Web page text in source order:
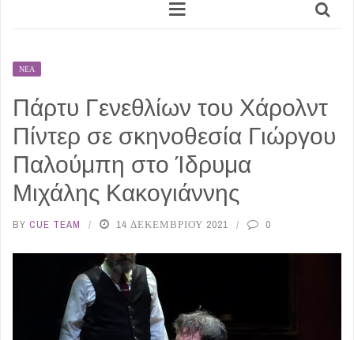
ΝΈΑ
Πάρτυ Γενεθλίων του Χάρολντ
Πίντερ σε σκηνοθεσία Γιώργου
Παλούμπη στο Ίδρυμα
Μιχάλης Κακογιάννης
BY CUE TEAM 14 ΔΕΚΕΜΒΡΊΟΥ 2021 0